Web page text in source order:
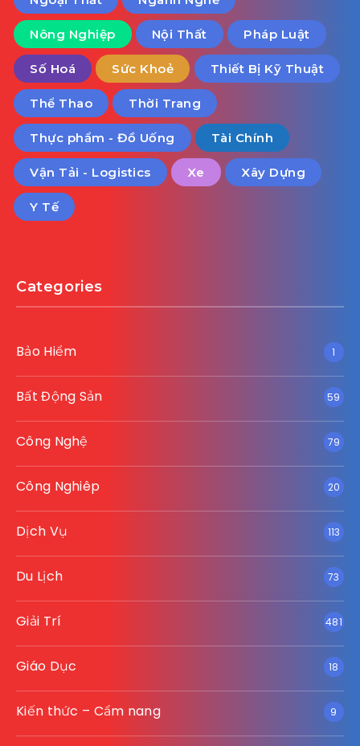
Nông Nghiệp Nội Thất Pháp Luật
Số Hoá Sức Khoẻ Thiết Bị Kỹ Thuật
Thể Thao Thời Trang
Thực phẩm - Đồ Uống Tài Chính
Vận Tải - Logistics Xe Xây Dựng
Y Tế
Categories
Bảo Hiểm 1
Bất Động Sản 59
Công Nghệ 79
Công Nghiêp 20
Dịch Vụ 113
Du Lịch 73
Giải Trí 481
Giáo Dục 18
Kiến thức – Cẩm nang 9